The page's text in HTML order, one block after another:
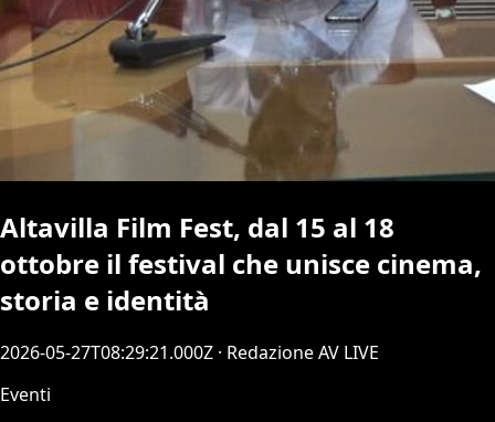
Altavilla Film Fest, dal 15 al 18
ottobre il festival che unisce cinema,
storia e identità
2026-05-27T08:29:21.000Z · Redazione AV LIVE
Eventi